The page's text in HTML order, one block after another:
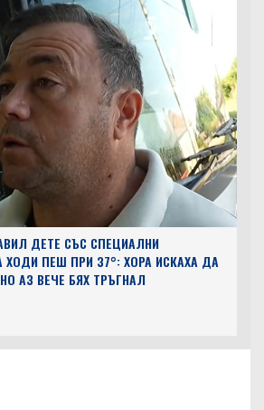
ДЕТЕ СЪС СПЕЦИАЛНИ
ХОДИ ПЕШ ПРИ 37°: ХОРА ИСКАХА ДА
АЗ ВЕЧЕ БЯХ ТРЪГНАЛ